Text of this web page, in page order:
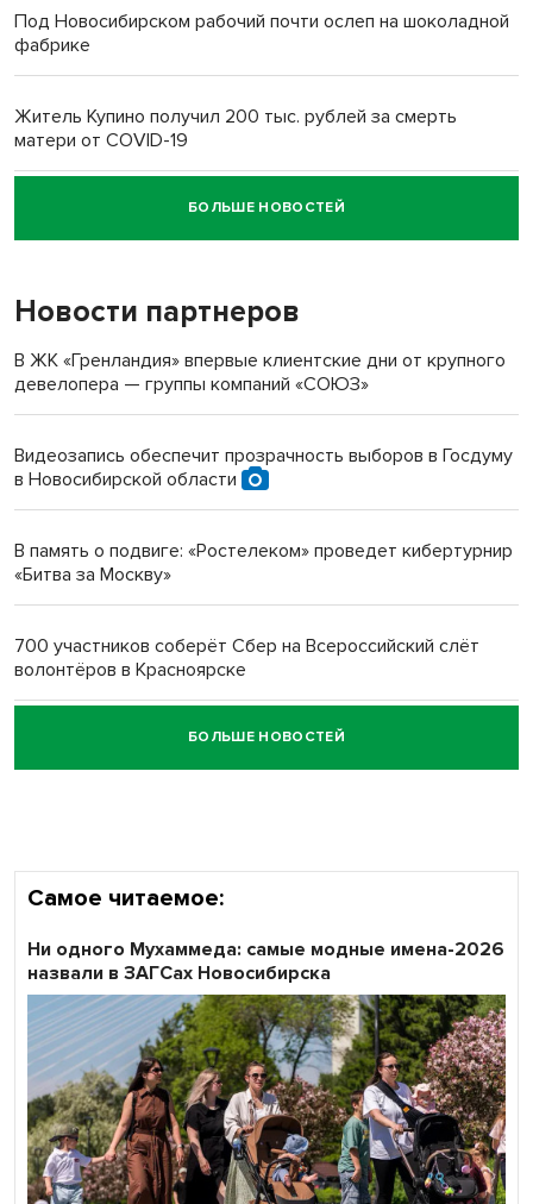
Под Новосибирском рабочий почти ослеп на шоколадной
фабрике
Житель Купино получил 200 тыс. рублей за смерть
матери от COVID-19
Новосибирский суд наказал водителя за смерть
пенсионерки на вокзале
«Мы живём на пастбище!»: в новосибирском селе лошади
терроризируют жителей
Инвалид получил условный срок за избиение врачей
Новосибирский преподаватель с женой вошли в топ-16
Обновлённое отделение ВТБ открылось в Искитиме
БОЛЬШЕ НОВОСТЕЙ
Новости партнеров
В ЖК «Гренландия» впервые клиентские дни от крупного
девелопера — группы компаний «СОЮЗ»
Видеозапись обеспечит прозрачность выборов в Госдуму
в Новосибирской области
В память о подвиге: «Ростелеком» проведет кибертурнир
«Битва за Москву»
700 участников соберёт Сбер на Всероссийский слёт
волонтёров в Красноярске
Честный выбор: видеонаблюдение обеспечит
объективность результатов ЕДГ в Новосибирской
БОЛЬШЕ НОВОСТЕЙ
Самое читаемое:
Ни одного Мухаммеда: самые модные имена-2026
назвали в ЗАГСах Новосибирска